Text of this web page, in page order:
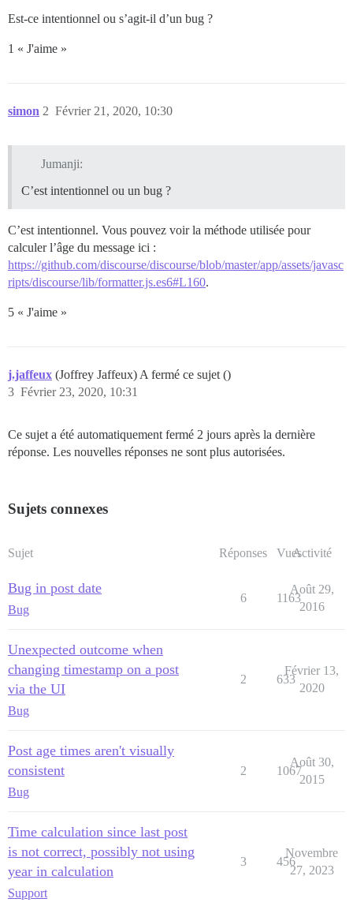
Est-ce intentionnel ou s’agit-il d’un bug ?
1 « J'aime »
simon Février 21, 2020, 10:30
2
Jumanji:
C’est intentionnel ou un bug ?
C’est intentionnel. Vous pouvez voir la méthode utilisée pour
calculer l’âge du message ici :
https://github.com/discourse/discourse/blob/master/app/assets/javasc
ripts/discourse/lib/formatter.js.es6#L160.
5 « J'aime »
j.jaffeux (Joffrey Jaffeux) A fermé ce sujet ()
Février 23, 2020, 10:31
3
Ce sujet a été automatiquement fermé 2 jours après la dernière
réponse. Les nouvelles réponses ne sont plus autorisées.
Sujets connexes
Sujet Réponses VuesActivité
Bug in post date
Bug
6 1163
Août 29,
2016
Unexpected outcome when
changing timestamp on a post
via the UI
Bug
2 633
Février 13,
2020
Post age times aren't visually
consistent
Bug
2 1067
Août 30,
2015
Time calculation since last post
is not correct, possibly not using
year in calculation
Support
3 456
Novembre
27, 2023